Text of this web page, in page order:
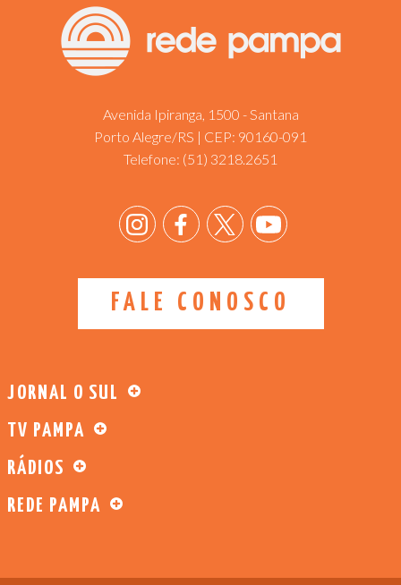
Avenida Ipiranga, 1500 - Santana
Porto Alegre/RS | CEP: 90160-091
Telefone: (51) 3218.2651
FALE CONOSCO
JORNAL O SUL
TV PAMPA
RÁDIOS
REDE PAMPA